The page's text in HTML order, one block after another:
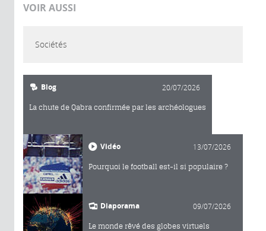
VOIR AUSSI
Sociétés
Blog 20/07/2026
La chute de Qabra confirmée par les archéologues
Vidéo 13/07/2026
Pourquoi le football est-il si populaire ?
Diaporama 09/07/2026
Le monde rêvé des globes virtuels